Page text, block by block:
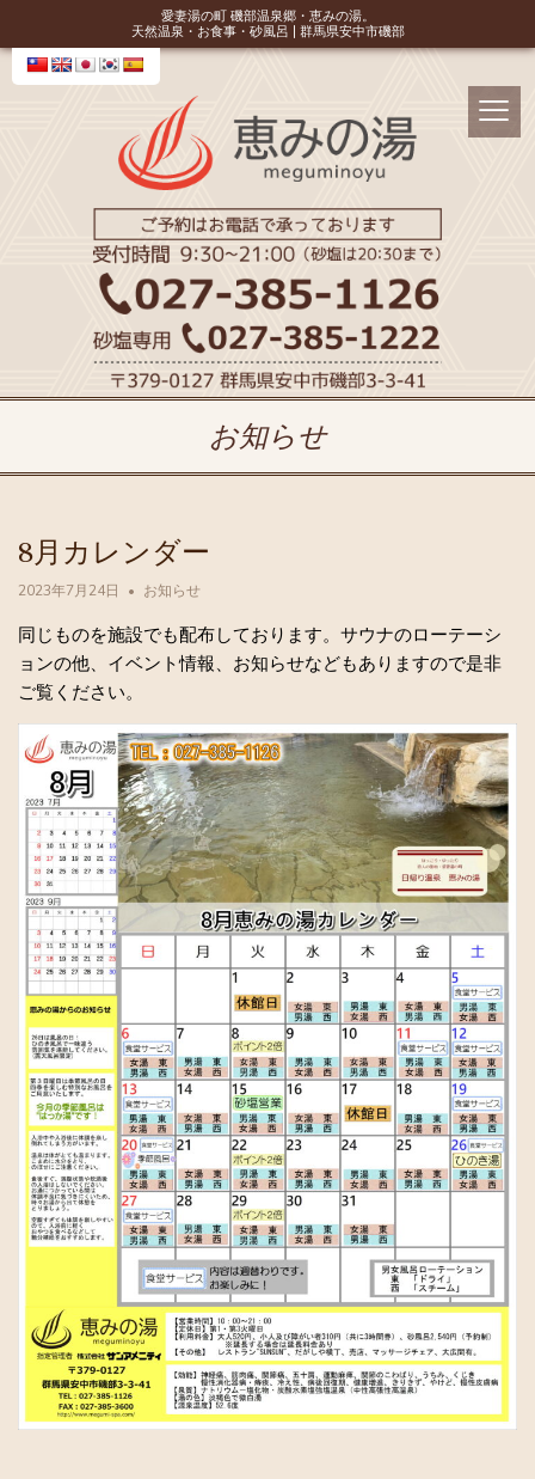
愛妻湯の町 磯部温泉郷・恵みの湯。
天然温泉・お食事・砂風呂 | 群馬県安中市磯部
お知らせ
8月カレンダー
2023年7月24日 お知らせ
同じものを施設でも配布しております。サウナのローテーシ
ョンの他、イベント情報、お知らせなどもありますので是非
ご覧ください。